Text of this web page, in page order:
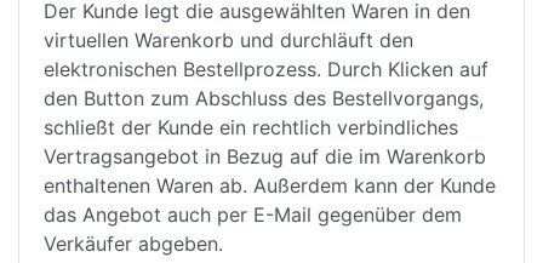
Der Kunde legt die ausgewählten Waren in den
virtuellen Warenkorb und durchläuft den
elektronischen Bestellprozess. Durch Klicken auf
den Button zum Abschluss des Bestellvorgangs,
schließt der Kunde ein rechtlich verbindliches
Vertragsangebot in Bezug auf die im Warenkorb
enthaltenen Waren ab. Außerdem kann der Kunde
das Angebot auch per E-Mail gegenüber dem
Verkäufer abgeben.